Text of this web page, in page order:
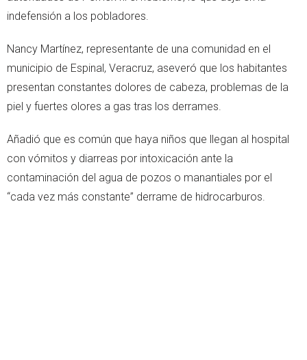
indefensión a los pobladores.
Nancy Martínez, representante de una comunidad en el
municipio de Espinal, Veracruz, aseveró que los habitantes
presentan constantes dolores de cabeza, problemas de la
piel y fuertes olores a gas tras los derrames.
Añadió que es común que haya niños que llegan al hospital
con vómitos y diarreas por intoxicación ante la
contaminación del agua de pozos o manantiales por el
“cada vez más constante” derrame de hidrocarburos.